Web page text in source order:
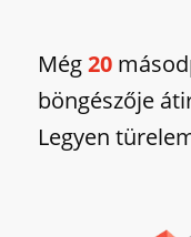
Még20
böngészője
Legyen